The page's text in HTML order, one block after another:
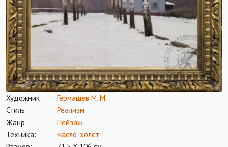
Художник:
Гермашев М. М
Стиль:
Реализм
Жанр:
Пейзаж
Техника:
масло,холст